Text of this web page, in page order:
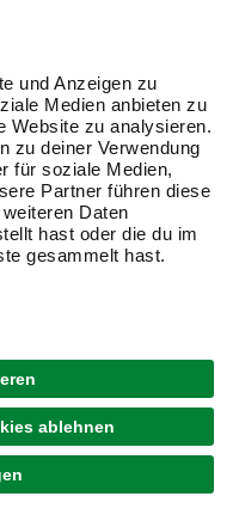
Zubehör
Hand und sämtliche
instand halten
finden Sie
Zubehör und
Gartenjahr.
man den Garten ein
sprießt es aus all den
möchte. Der